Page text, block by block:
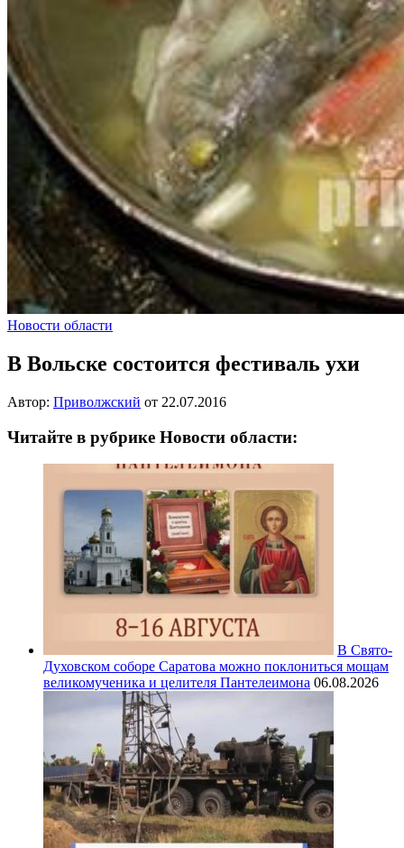
Новости области
В Вольске состоится фестиваль ухи
Автор: Приволжский от 22.07.2016
Читайте в рубрике Новости области:
В Свято-
Духовском соборе Саратова можно поклониться мощам
великомученика и целителя Пантелеимона 06.08.2026